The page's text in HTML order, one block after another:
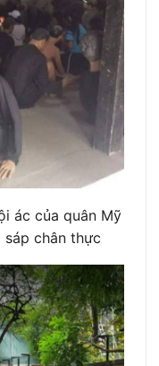
ác của quân Mỹ
chân thực